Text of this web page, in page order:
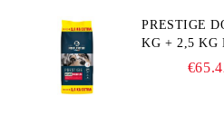
ГЛЮКОЗА
PRESTIGE
KG + 2,5